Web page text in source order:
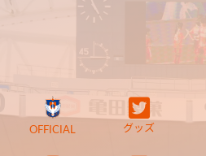
OFFICIAL グッズ